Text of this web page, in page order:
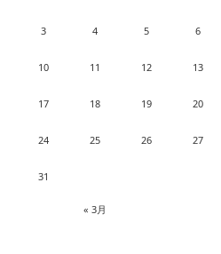
« 3月
3 4 5 6
10 11 12 13
17 18 19 20
24 25 26 27
31